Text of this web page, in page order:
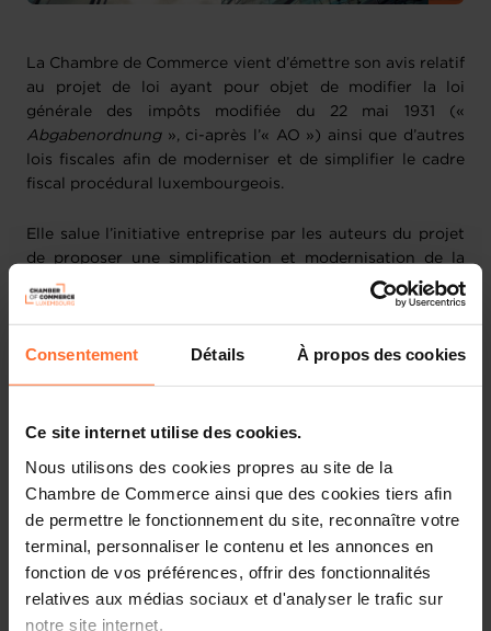
Consentement Détails À propos des cookies
Ce site internet utilise des cookies.
Nous utilisons des cookies propres au site de la
Chambre de Commerce ainsi que des cookies tiers afin
de permettre le fonctionnement du site, reconnaître votre
terminal, personnaliser le contenu et les annonces en
fonction de vos préférences, offrir des fonctionnalités
relatives aux médias sociaux et d'analyser le trafic sur
notre site internet.
La Chambre de Commerce vient d’émettre son avis relatif
au projet de loi ayant pour objet de modifier la loi
générale des impôts modifiée du 22 mai 1931 («
Abgabenordnung», ci-après l’« AO ») ainsi que d’autres
lois fiscales afin de moderniser et de simplifier le cadre
fiscal procédural luxembourgeois.
Elle salue l’initiative entreprise par les auteurs du projet
de proposer une simplification et modernisation de la
procédure fiscale luxembourgeoise qui s’avère en effet
indispensable. Toutefois, elle constate que la plupart des
n’entraînent pas de renforcement des droits des
saisir les juridictions administratives en l’absence de
réponse de l’Administration des contributions
directes (ci-après l’« ACD ») à une réclamation après
six mois
rendre non-opposables à l’ACD les comptes annuels
qui n’ont pas été publiés conformément aux